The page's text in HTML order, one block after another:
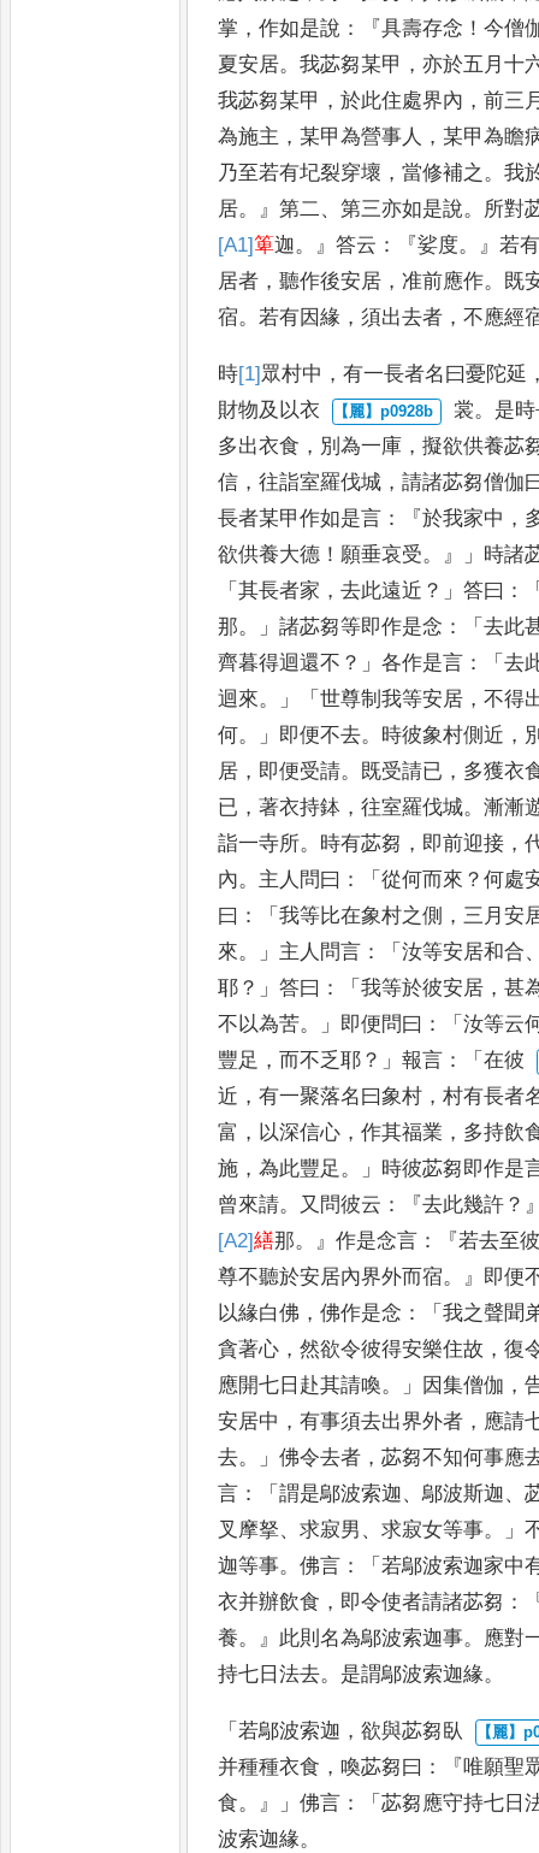
掌 ，作如是說 ：『具壽存念 ！今僧
夏安居。我苾芻某甲 ，亦於五 月十
我苾芻某甲 ，於此住處界內 ，前三
為施主 ，某甲為營事人 ，某甲為瞻
乃至若有圮裂穿壞 ，當修補之。我
居。』第二、第三亦如是說。 所對
[A1]箄迦。』答云 ：『娑度。』若
居者 ，聽作後安居 ，准前應作。
既
宿。若有因緣 ，須出去者 ，不應經
時[1] 眾村中 ，有一長者名曰憂陀延
財物及以衣
裳。 是
多出衣食 ， 別為一庫 ，擬欲供養苾
信 ，往詣室羅伐城 ，請諸苾芻僧伽
長者某甲作如是言 ：『於我家中 ，
欲供養大德 ！ 願垂哀受。』」 時諸
「其長者家 ，去此遠近 ？」答曰 ：
那。」諸苾芻等即作是念 ：「去此
齊暮得迴還不 ？」各作是言 ：「去
迴來。」「世尊制我等安居 ，不得
何。」 即便不去。 時彼象村側近 ，
居 ， 即便受請。 既受請已 ， 多獲衣
已 ，著衣持鉢 ，往室羅伐城。漸漸
詣一寺所。 時有苾芻 ， 即前迎接 ，
內。 主人問曰 ：「從何而來 ？何處
曰 ：「我等比在象村之側 ，三月安
來。」 主人問言 ：「汝等安居和合
耶 ？」答曰 ：「我等於彼安居 ，甚
不以為苦。」 即便問曰 ：「汝等云
豐足 ， 而不乏耶 ？」報言 ：「在彼
近 ，有一聚落名曰象村 ，村有長者
富 ， 以深信心 ，作其福業 ， 多持飲
施 ，為此豐足。」 時彼苾芻即作是
曾來請。 又問彼云 ：『去此幾許 ？
[A2]繕那。』作是念言 ：『若去至
尊不聽於安居內界外而宿。』 即便
以緣白佛 ，佛作是念 ：「我之聲聞
貪著心 ，然欲令彼得安樂住故 ，復
應開七日 赴其請喚。」 因集僧伽 ，
安居中 ，有事須去出界外者 ， 應請
去。」佛令去者 ，苾芻不知何事應
言 ：「謂是鄔波索迦、鄔波斯迦、
叉摩拏、求寂男 、求寂女等事。」
迦等事。佛言 ：「若鄔波索迦家中
衣并辦飲食 ， 即令使者請諸苾芻 ：
養。』 此則名為鄔波索迦事。
應對
持七日法去。 是謂鄔波索迦緣。
「若鄔波索迦 ，欲與苾芻臥
并種種衣食 ，喚苾芻曰 ：『唯願聖
食。』」佛言 ：「苾芻應守持七日
波索迦緣。